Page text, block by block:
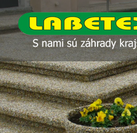
Skip
to
content